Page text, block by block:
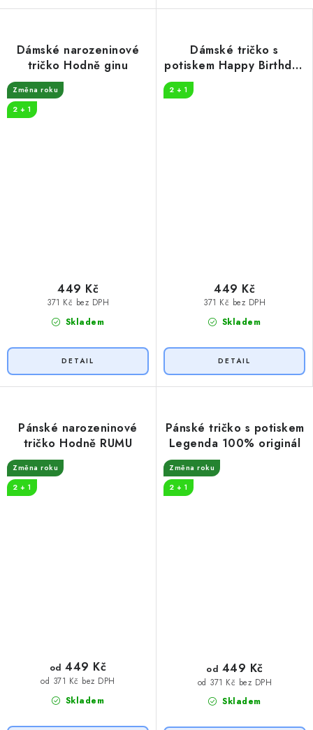
Dámské narozeninové
tričko Hodně ginu
Změna roku
2 + 1
Skladem
371 Kč bez DPH
449 Kč
Dámské tričko s
potiskem Happy Birthday
2 + 1
Skladem
371 Kč bez DPH
449 Kč
Pánské narozeninové
tričko Hodně RUMU
Změna roku
2 + 1
Skladem
od 371 Kč bez DPH
od 449 Kč
Pánské tričko s potiskem
Legenda 100% originál
Změna roku
2 + 1
Skladem
od 371 Kč bez DPH
od 449 Kč